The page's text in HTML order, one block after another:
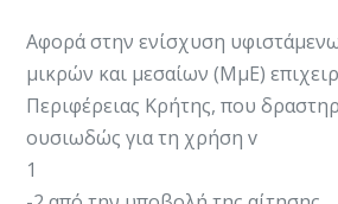
Αφορά στην ενίσχυση
μικρών και μεσαίων (ΜμΕ)
Περιφέρειας Κρήτης, που
ουσιωδώς για τη χρήση v
1